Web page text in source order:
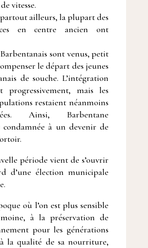
vitesse.
ailleurs, la plupart des
en centre ancien ont
sont venus, petit
le départ des jeunes
de souche. L’intégration
progressivement, mais les
restaient néanmoins
Ainsi, Barbentane
condamnée à un devenir de
période vient de s’ouvrir
d’une élection municipale
où l’on est plus sensible
à la préservation de
pour les générations
la qualité de sa nourriture,